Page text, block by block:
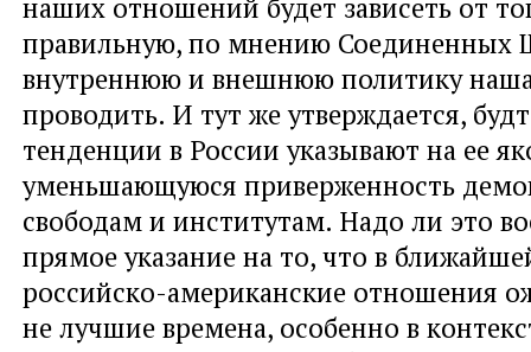
наших отношений будет зависеть от
правильную, по мнению Соединенных
внутреннюю и внешнюю политику наша
проводить. И тут же утверждается,
тенденции в России указывают на ее
уменьшающуюся приверженность
свободам и институтам. Надо ли это
прямое указание на то, что в
российско-американские отношения
не лучшие времена, особенно в